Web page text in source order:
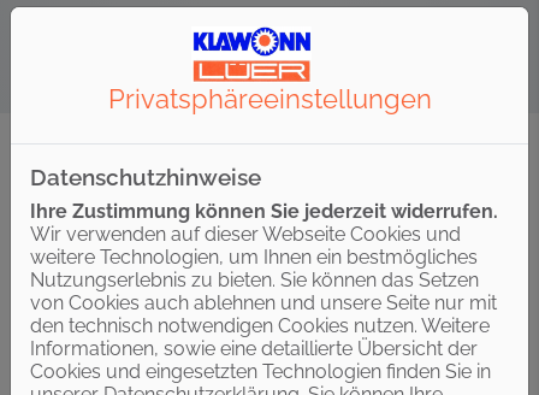
Ihre Vorteile mit Manfred Klawonn und
August Lüer Haustechnik GmbH
Privatsphäre­einstellungen
Datenschutzhinweise
Ihre Zustimmung können Sie jederzeit widerrufen.
Wir verwenden auf dieser Webseite Cookies und
weitere Technologien, um Ihnen ein bestmögliches
Nutzungserlebnis zu bieten. Sie können das Setzen
von Cookies auch ablehnen und unsere Seite nur mit
den technisch notwendigen Cookies nutzen. Weitere
Informationen, sowie eine detaillierte Übersicht der
Cookies und eingesetzten Technologien finden Sie in